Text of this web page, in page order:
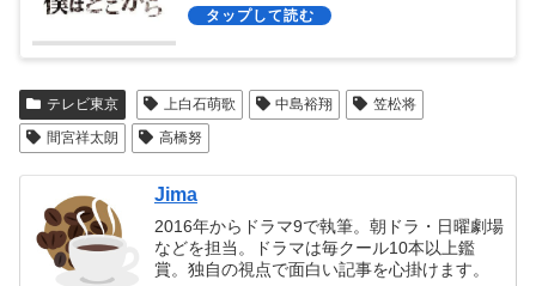
テレビ東京 上白石萌歌 中島裕翔
笠松将
間宮祥太朗
高橋努
Jima
2016年からドラマ9で執筆。朝ドラ・日曜劇場
などを担当。ドラマは毎クール10本以上鑑
賞。独自の視点で面白い記事を心掛けます。